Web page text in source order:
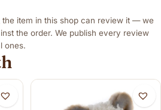
item in this shop can review it — we
the order. We publish every review
ones.